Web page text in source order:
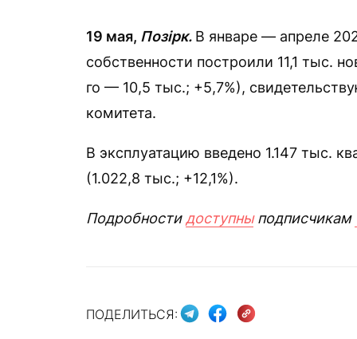
19 мая, Позірк. В январе — апреле
собственности построили 11,1 тыс.
го — 10,5 тыс.; +5,7%),
комитета.
В эксплуатацию введено 1.147 тыс.
(1.022,8 тыс.; +12,1%).
Подробностидоступныподписчикам
ПОДЕЛИТЬСЯ: